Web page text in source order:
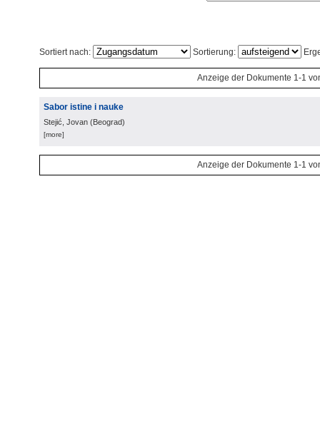
Sortiert nach: Sortierung:
Anzeige der Dokumente 1-1
Sabor istine i nauke
Stejić, Jovan (Beograd)
[more]
Anzeige der Dokumente 1-1